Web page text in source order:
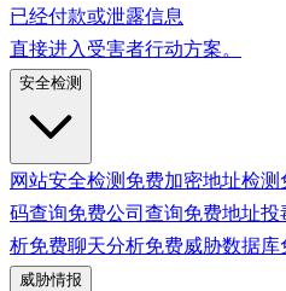
已经付款或泄露信息
直接进入受害者行动方案。
安全检测
网站安全检测 免费加密地址检测
码查询免费公司查询免费地址投
析免费聊天分析免费威胁数据库
威胁情报